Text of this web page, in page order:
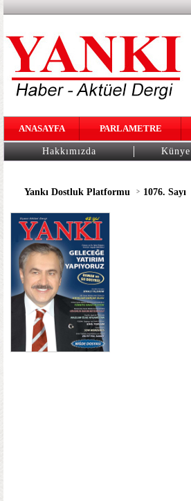
ANASAYFA PARLAMETRE
Hakkımızda Künye
Yankı Dostluk Platformu > 1076. Sayı